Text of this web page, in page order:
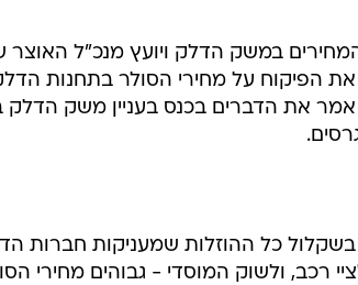
במשק הדלק ויועץ מנכ"ל האוצר
את הפיקוח על מחירי הסולר בתחנות
את הדברים בכנס בעניין משק הדלק ב-2002, שנערך על
כל ההוזלות שמעניקות חברות
רכב, ולשוק המוסדי - גבוהים מחירי הסולר ב20-